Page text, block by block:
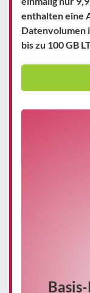
enthalten eine
Datenvolumen
bis zu 100 GB